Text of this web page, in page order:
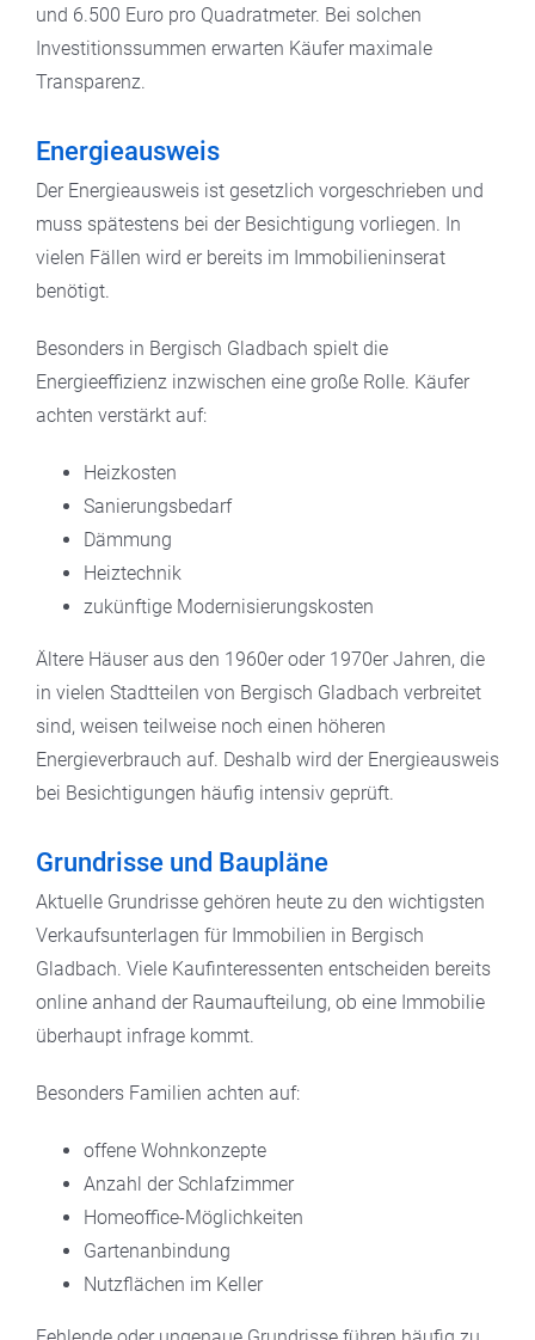
und 6.500 Euro pro Quadratmeter. Bei solchen
Investitionssummen erwarten Käufer maximale
Transparenz.
Energieausweis
Der Energieausweis ist gesetzlich vorgeschrieben und
muss spätestens bei der Besichtigung vorliegen. In
vielen Fällen wird er bereits im Immobilieninserat
benötigt.
Besonders in Bergisch Gladbach spielt die
Energieeffizienz inzwischen eine große Rolle. Käufer
achten verstärkt auf:
Heizkosten
Sanierungsbedarf
Dämmung
Heiztechnik
zukünftige Modernisierungskosten
Ältere Häuser aus den 1960er oder 1970er Jahren, die
in vielen Stadtteilen von Bergisch Gladbach verbreitet
sind, weisen teilweise noch einen höheren
Energieverbrauch auf. Deshalb wird der Energieausweis
bei Besichtigungen häufig intensiv geprüft.
Grundrisse und Baupläne
Aktuelle Grundrisse gehören heute zu den wichtigsten
Verkaufsunterlagen für Immobilien in Bergisch
Gladbach. Viele Kaufinteressenten entscheiden bereits
online anhand der Raumaufteilung, ob eine Immobilie
überhaupt infrage kommt.
Besonders Familien achten auf:
offene Wohnkonzepte
Anzahl der Schlafzimmer
Homeoffice-Möglichkeiten
Gartenanbindung
Nutzflächen im Keller